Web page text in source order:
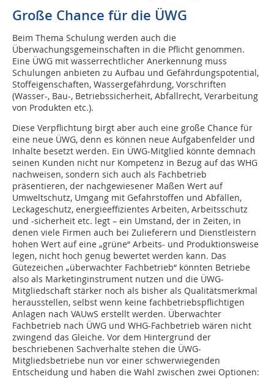
Große Chance für die ÜWG
Beim Thema Schulung werden auch die
Überwachungsgemeinschaften in die Pflicht genommen.
Eine ÜWG mit wasserrechtlicher Anerkennung muss
Schulungen anbieten zu Aufbau und Gefährdungspotential,
Stoffeigenschaften, Wassergefährdung, Vorschriften
(Wasser-, Bau-, Betriebssicherheit, Abfallrecht, Verarbeitung
von Produkten etc.).
Diese Verpflichtung birgt aber auch eine große Chance für
eine neue ÜWG, denn es können neue Aufgabenfelder und
Inhalte besetzt werden. Ein ÜWG-Mitglied könnte demnach
seinen Kunden nicht nur Kompetenz in Bezug auf das WHG
nachweisen, sondern sich auch als Fachbetrieb
präsentieren, der nachgewiesener Maßen Wert auf
Umweltschutz, Umgang mit Gefahrstoffen und Abfällen,
Leckageschutz, energieeffizientes Arbeiten, Arbeitsschutz
und -sicherheit etc. legt – ein Umstand, der in Zeiten, in
denen viele Firmen auch bei Zulieferern und Dienstleistern
hohen Wert auf eine „grüne“ Arbeits- und Produktionsweise
legen, nicht hoch genug bewertet werden kann. Das
Gütezeichen „überwachter Fachbetrieb“ könnten Betriebe
also als Marketinginstrument nutzen und die ÜWG-
Mitgliedschaft stärker noch als bisher als Qualitätsmerkmal
herausstellen, selbst wenn keine fachbetriebspflichtigen
Anlagen nach VAUwS erstellt werden. Überwachter
Fachbetrieb nach ÜWG und WHG-Fachbetrieb wären nicht
zwingend das Gleiche. Vor dem Hintergrund der
beschriebenen Sachverhalte stehen die ÜWG-
Mitgliedsbetriebe nun vor einer schwerwiegenden
Entscheidung und haben die Wahl zwischen zwei Optionen: